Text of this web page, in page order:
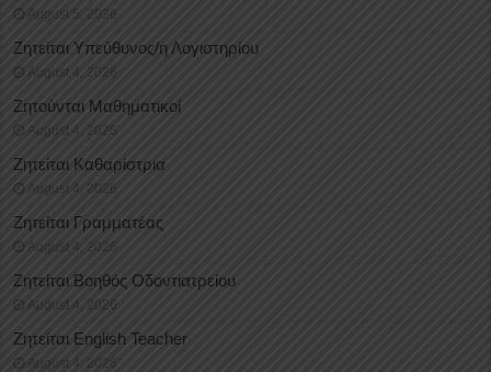
August 5, 2026
Ζητείται Υπεύθυνος/η Λογιστηρίου
August 4, 2026
Ζητούνται Μαθηματικοί
August 4, 2026
Ζητείται Καθαρίστρια
August 4, 2026
Ζητείται Γραμματέας
August 4, 2026
Ζητείται Βοηθός Οδοντιατρείου
August 4, 2026
Ζητείται English Teacher
August 4, 2026